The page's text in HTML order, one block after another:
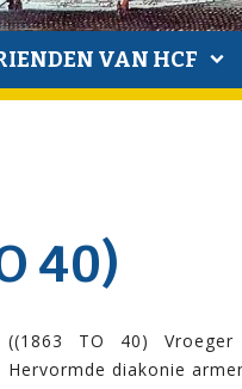
VAN HCF
40)
((1863 TO 40)
Hervormde diakonie